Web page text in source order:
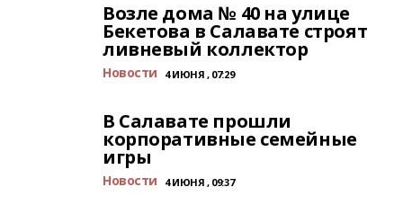
Возле дома № 40 на улице
Бекетова в Салавате строят
ливневый коллектор
Новости 4 ИЮНЯ , 07:29
В Салавате прошли
корпоративные семейные
игры
Новости 4 ИЮНЯ , 09:37